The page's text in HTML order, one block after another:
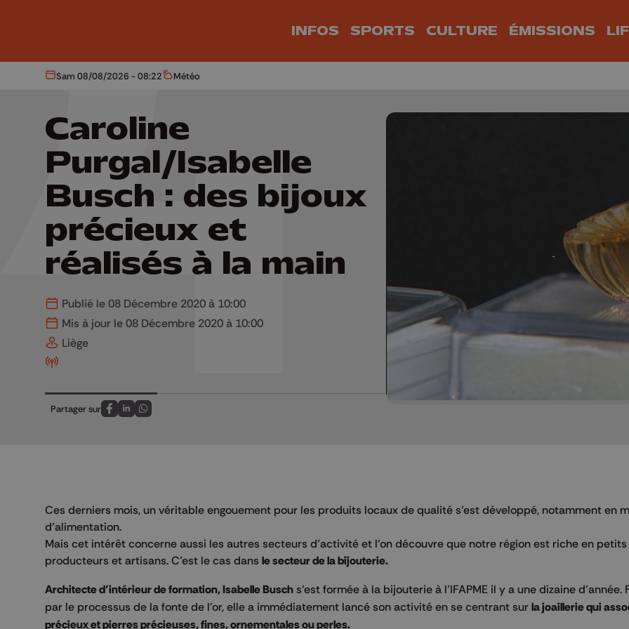
INFOS SPORTS CULTURE ÉMISSIONS
Aujourd'hui
Sam 08/08/2026 - 08:22 Météo
Météo
Caroline
Purgal/Isabelle
Busch : des bijoux
précieux et
réalisés à la main
Publié le 08 Décembre 2020 à 10:00
Mis à jour le 08 Décembre 2020 à 10:00
Liège
Partager sur
Partagez sur FaceBook
Partagez sur LinkedIn
Partagez sur Whatsapp
Ces derniers mois, un véritable engouement pour les produits locaux de qualité s’est développé, notamment en
d’alimentation.
Mais cet intérêt concerne aussi les autres secteurs d’activité et l’on découvre que notre région est riche en petits
producteurs et artisans. C’est le cas dans le secteur de la bijouterie.
Architecte d’intérieur de formation, Isabelle Busch s’est formée à la bijouterie à l’IFAPME il y a une dizaine d’année.
par le processus de la fonte de l’or, elle a immédiatement lancé son activité en se centrant sur la joaillerie qui
précieux et pierres précieuses, fines, ornementales ou perles.